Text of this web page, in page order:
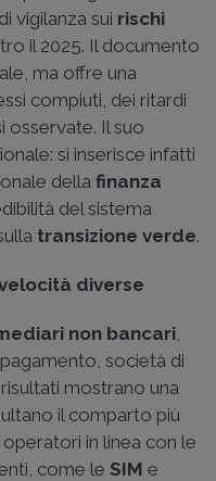
vigilanza sui rischi
il 2025. Il documento
ma offre una
compiuti, dei ritardi
osservate. Il suo
si inserisce infatti
della finanza
del sistema
transizione verde.
diverse
non bancari
società di
mostrano una
il comparto più
in linea con le
come le SIM e